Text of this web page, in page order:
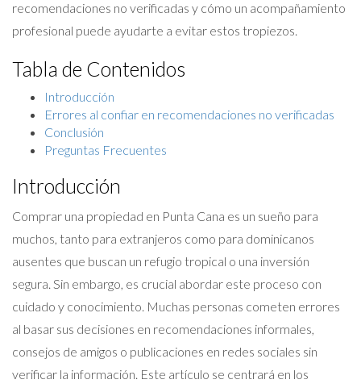
recomendaciones no verificadas y cómo un acompañamiento
profesional puede ayudarte a evitar estos tropiezos.
Tabla de Contenidos
Introducción
Errores al confiar en recomendaciones no verificadas
Conclusión
Preguntas Frecuentes
Introducción
Comprar una propiedad en Punta Cana es un sueño para
muchos, tanto para extranjeros como para dominicanos
ausentes que buscan un refugio tropical o una inversión
segura. Sin embargo, es crucial abordar este proceso con
cuidado y conocimiento. Muchas personas cometen errores
al basar sus decisiones en recomendaciones informales,
consejos de amigos o publicaciones en redes sociales sin
verificar la información. Este artículo se centrará en los